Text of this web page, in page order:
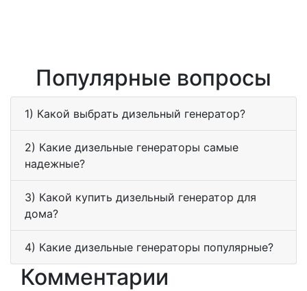
Популярные вопросы
1) Какой выбрать дизельный генератор?
2) Какие дизельные генераторы самые
надежные?
3) Какой купить дизельный генератор для
дома?
4) Какие дизельные генераторы популярные?
Комментарии